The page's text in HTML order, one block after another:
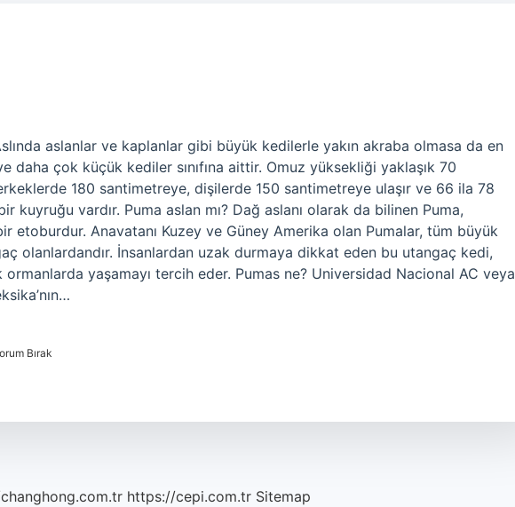
aslanlar ve kaplanlar gibi büyük kedilerle yakın akraba olmasa da en
daha çok küçük kediler sınıfına aittir. Omuz yüksekliği yaklaşık 70
180 santimetreye, dişilerde 150 santimetreye ulaşır ve 66 ila 78
kuyruğu vardır. Puma aslan mı? Dağ aslanı olarak da bilinen Puma,
etoburdur. Anavatanı Kuzey ve Güney Amerika olan Pumalar, tüm büyük
olanlardandır. İnsanlardan uzak durmaya dikkat eden bu utangaç kedi,
yaşamayı tercih eder. Pumas ne? Universidad Nacional AC veya
Bırak
https://cepi.com.tr Sitemap